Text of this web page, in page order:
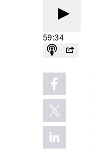
59:34